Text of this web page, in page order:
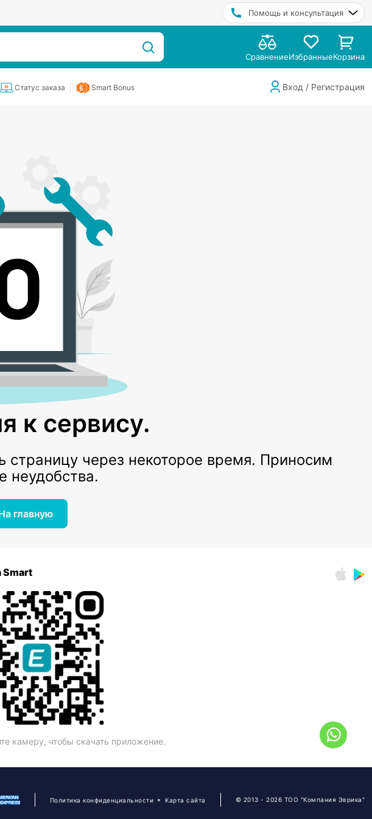
Помощь и консультация
СравнениеИзбранныеКорзина
Статус заказа Smart Bonus Вход / Регистрация
к сервису.
через некоторое время. Приносим
неудобства.
главную
Smart
камеру, чтобы скачать приложение.
Политика конфиденциальности Карта сайта © 2013 - 2026 ТОО "Компания Эврика"